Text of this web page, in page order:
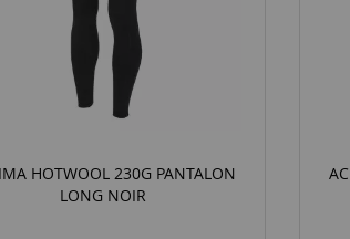
HOTWOOL 230G PANTALON
LONG NOIR